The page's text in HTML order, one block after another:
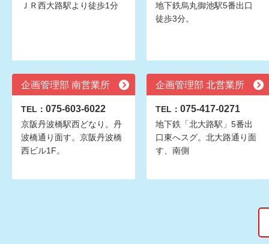
ＪＲ西大路駅より徒歩1分
地下鉄烏丸御池駅5番出口
徒歩3分。
企画管理部 南営業所
TEL： 075-603-6022
京阪丹波橋駅西どなり。丹
波橋通り面す。京阪丹波橋
西ビル1F。
企画管理部 北営業所
TEL： 075-417-0271
地下鉄「北大路駅」5番出
口東へスグ。北大路通り面
す、南側